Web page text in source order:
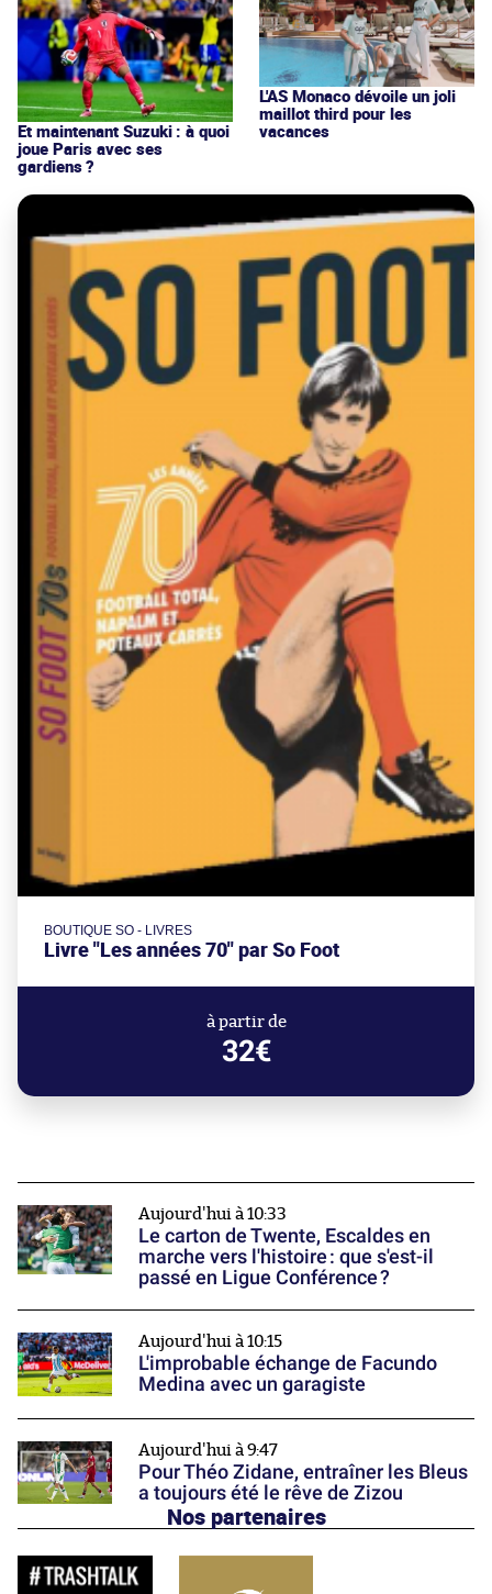
Et maintenant Suzuki : à quoi
joue Paris avec ses
gardiens ?
L'AS Monaco dévoile un joli
maillot third pour les
vacances
BOUTIQUE SO - LIVRES
Livre "Les années 70" par So Foot
à partir de
32€
Aujourd'hui à 10:33
Le carton de Twente, Escaldes en
marche vers l'histoire : que s'est-il
passé en Ligue Conférence ?
Aujourd'hui à 10:15
L'improbable échange de Facundo
Medina avec un garagiste
Aujourd'hui à 9:47
Pour Théo Zidane, entraîner les Bleus
a toujours été le rêve de Zizou
Nos partenaires